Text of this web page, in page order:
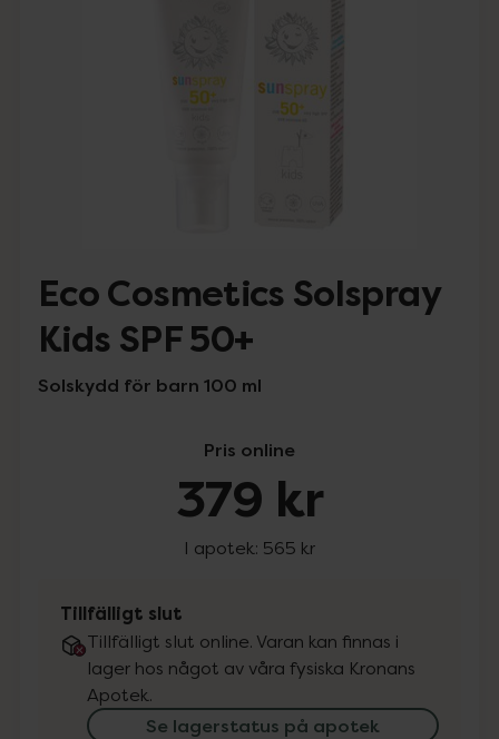
Eco Cosmetics Solspray
Kids SPF 50+
Solskydd för barn 100 ml
Pris online
379 kr
I apotek: 565 kr
Tillfälligt slut
Tillfälligt slut online. Varan kan finnas i
lager hos något av våra fysiska Kronans
Apotek.
Se lagerstatus på apotek